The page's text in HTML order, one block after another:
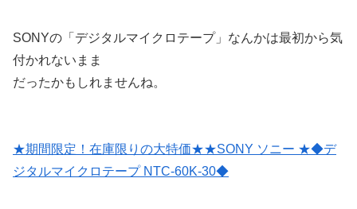
SONYの「デジタルマイクロテープ」なんかは最初から気
付かれないまま
だったかもしれませんね。
★期間限定！在庫限りの大特価★★SONY ソニー ★◆デ
ジタルマイクロテープ NTC-60K-30◆